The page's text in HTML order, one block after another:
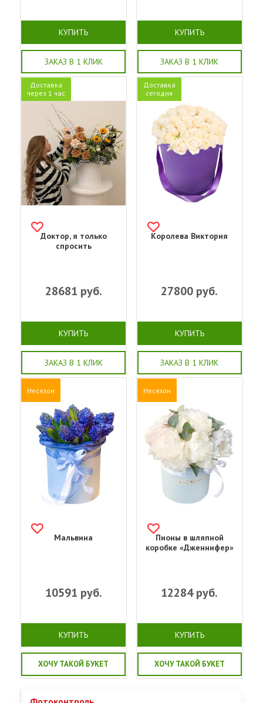
КУПИТЬ
ЗАКАЗ В 1 КЛИК
КУПИТЬ
ЗАКАЗ В 1 КЛИК
Доставка
через 1 час
Доктор, я только
спросить
28681 руб.
КУПИТЬ
ЗАКАЗ В 1 КЛИК
Доставка
сегодня
Королева Виктория
27800 руб.
КУПИТЬ
ЗАКАЗ В 1 КЛИК
Несезон
Мальвина
10591 руб.
КУПИТЬ
ХОЧУ ТАКОЙ БУКЕТ
Несезон
Пионы в шляпной
коробке «Дженнифер»
12284руб.
КУПИТЬ
ХОЧУ ТАКОЙ БУКЕТ